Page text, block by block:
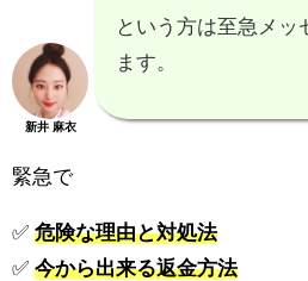
新井 麻衣
という方は至急メッ
ます。
緊急で
✅ 危険な理由と対処法
✅ 今から出来る返金方法